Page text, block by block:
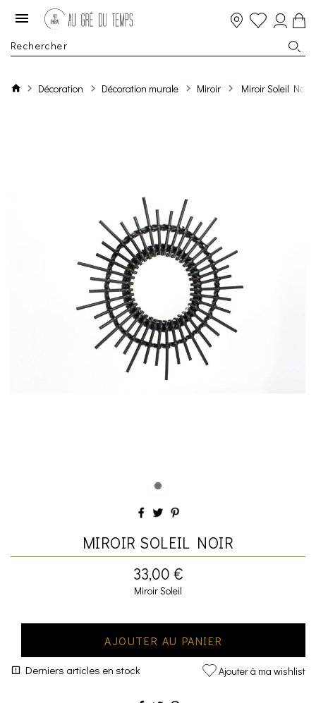
Décoration Décoration murale Miroir Miroir Soleil Noir
MIROIR SOLEIL NOIR
33,00 €
Miroir Soleil
AJOUTER AU PANIER
Derniers articles en stock Ajouter à ma wishlist